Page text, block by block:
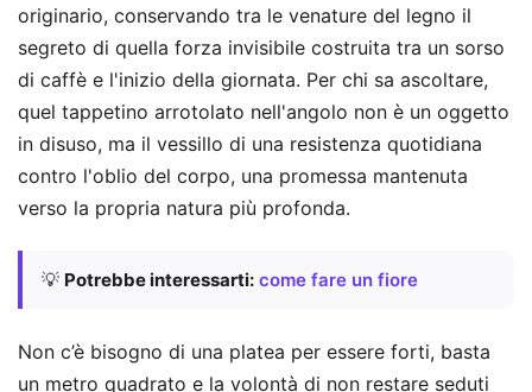
originario, conservando tra le venature del legno il
segreto di quella forza invisibile costruita tra un sorso
di caffè e l'inizio della giornata. Per chi sa ascoltare,
quel tappetino arrotolato nell'angolo non è un oggetto
in disuso, ma il vessillo di una resistenza quotidiana
contro l'oblio del corpo, una promessa mantenuta
verso la propria natura più profonda.
💡 Potrebbe interessarti: come fare un fiore
Non c’è bisogno di una platea per essere forti, basta
un metro quadrato e la volontà di non restare seduti